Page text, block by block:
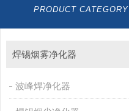
PRODUCT CATEGORY
焊锡烟雾净化器
波峰焊净化器